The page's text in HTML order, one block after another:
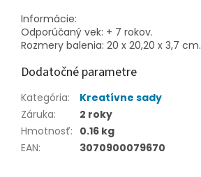
Informácie:
Odporúčaný vek: + 7 rokov.
Rozmery balenia: 20 x 20,20 x 3,7 cm.
Dodatočné parametre
Kategória:
Kreatívne sady
Záruka:
2 roky
Hmotnosť: 0.16 kg
EAN: 3070900079670